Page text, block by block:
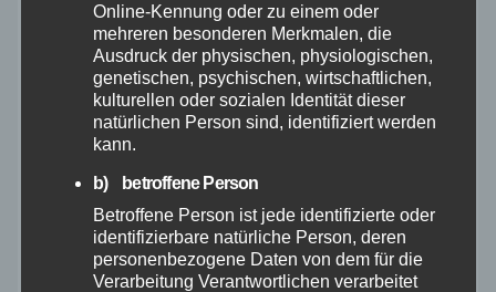
November 2025
Oktober 2025
September 2025
August 2025
Juli 2025
Online-Kennung oder zu einem oder
mehreren besonderen Merkmalen, die
Ausdruck der physischen, physiologischen,
genetischen, psychischen, wirtschaftlichen,
kulturellen oder sozialen Identität dieser
natürlichen Person sind, identifiziert werden
kann.
b) betroffene Person
Betroffene Person ist jede identifizierte oder
identifizierbare natürliche Person, deren
personenbezogene Daten von dem für die
Verarbeitung Verantwortlichen verarbeitet